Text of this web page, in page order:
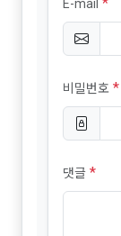
E-mail *
비밀번호 *
댓글 *